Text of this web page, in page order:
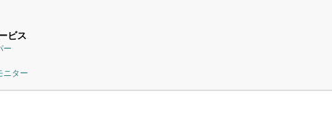
ビス
ー
ニター